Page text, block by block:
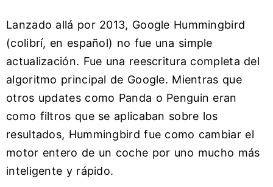
Lanzado allá por 2013, Google Hummingbird
(colibrí, en español) no fue una simple
actualización. Fue una reescritura completa del
algoritmo principal de Google. Mientras que
otros updates como Panda o Penguin eran
como filtros que se aplicaban sobre los
resultados, Hummingbird fue como cambiar el
motor entero de un coche por uno mucho más
inteligente y rápido.